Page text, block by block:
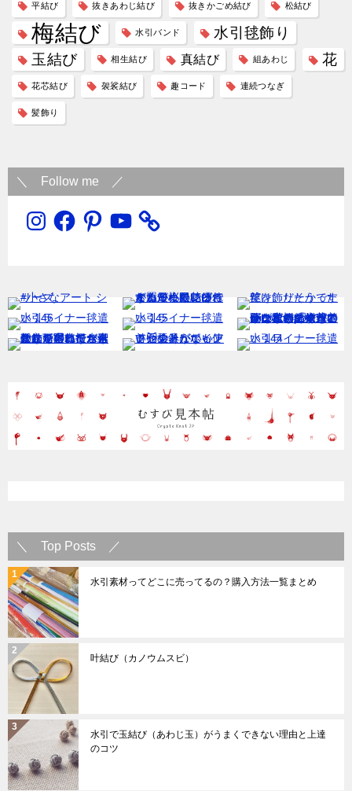
平結び 抜きあわじ結び 抜きかごめ結び 松結び
梅結び 水引バンド
水引毬飾り
玉結び
相生結び 真結び 組あわじ 花
花芯結び 袈裟結び 趣コード 連続つなぎ
髪飾り
＼ Follow me ／
InstagramFacebookPinterestYouTube
＼ Top Posts ／
水引素材ってどこに売ってるの？購入方法一覧まとめ
叶結び（カノウムスビ）
水引で玉結び（あわじ玉）がうまくできない理由と上達
のコツ